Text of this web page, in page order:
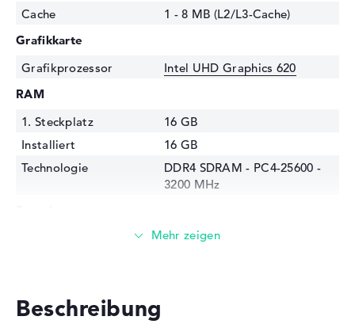
Cache
1 - 8 MB (L2/L3-Cache)
Grafikkarte
Grafikprozessor
Intel UHD Graphics 620
RAM
1. Steckplatz
16 GB
Installiert
16 GB
Technologie
DDR4 SDRAM - PC4-25600 -
3200 MHz
512 GB SSD
Laufwerks-Typ
Beschreibung